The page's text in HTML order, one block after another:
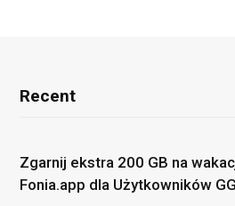
Recent
Zgarnij ekstra 200 GB na
Fonia.app dla Użytkowników GG